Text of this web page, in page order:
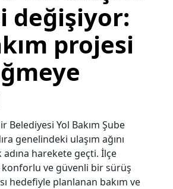
değişiyor:
projesi
Belediyesi Yol Bakım Şube
genelindeki ulaşım ağını
harekete geçti. İlçe
ve güvenli bir sürüş
hedefiyle planlanan bakım ve